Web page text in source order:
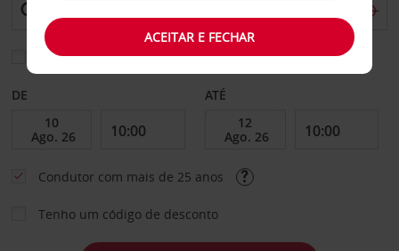
Escolher uma estação de devolução diferente
DE ATÉ
Condutor com mais de 25 anos
Tenho um código de desconto
ACEITAR E FECHAR